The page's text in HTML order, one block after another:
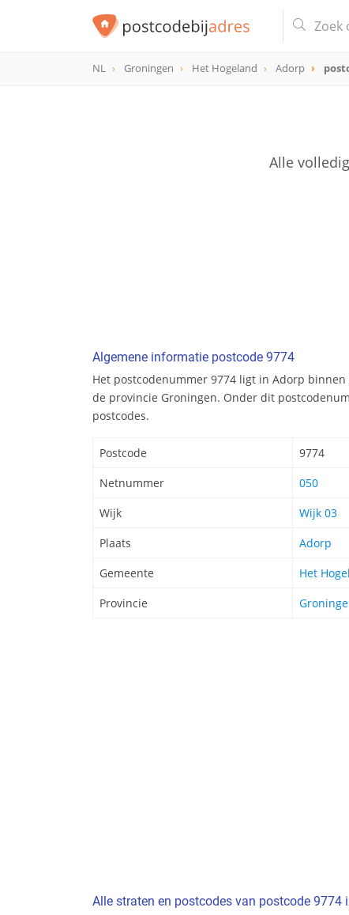
postcode 9774
NL Groningen Het Hogeland Adorp
Alle
Algemene informatie postcode 9774
Het postcodenummer 9774 ligt in Adorp
de provincie Groningen. Onder dit
postcodes.
Postcode
9774
Netnummer
050
Wijk
Wijk 03
Plaats
Adorp
Gemeente
Het
Provincie
Alle straten en postcodes van postcode 9774